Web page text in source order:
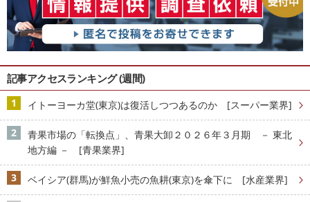
記事アクセスランキング (週間)
イトーヨーカ堂(東京)は復活しつつあるのか [スーパー業界]
青果市場の「転換点」、青果大卸２０２６年３月期 － 東北
地方編 － [青果業界]
ベイシア(群馬)が鮮魚小売の魚耕(東京)を傘下に [水産業界]